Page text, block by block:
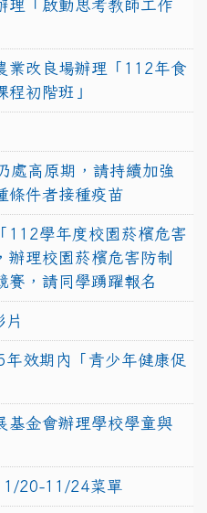
理「啟動思考教師工作
業改良場辦理「112年食
程初階班」
處高原期，請持續加強
條件者接種疫苗
112學年度校園菸檳危害
辦理校園菸檳危害防制
賽，請同學踴躍報名
片
效期內「青少年健康促
基金會辦理學校學童與
20-11/24菜單